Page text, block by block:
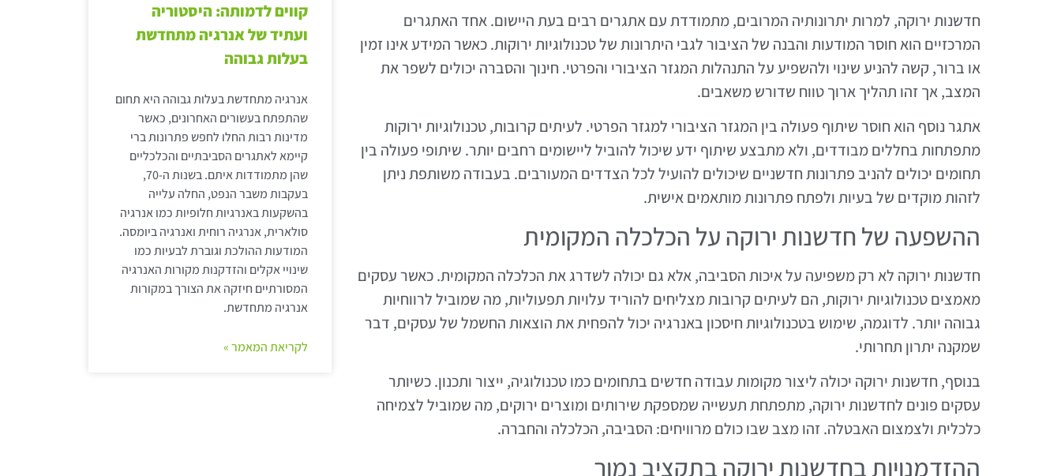
חדשנות ירוקה, למרות יתרונותיה המרובים, מתמודדת עם אתגרים רבים בעת היישום. אחד האתגרים
המרכזיים הוא חוסר המודעות והבנה של הציבור לגבי היתרונות של טכנולוגיות ירוקות. כאשר המידע אינו זמין
או ברור, קשה להניע שינוי ולהשפיע על התנהלות המגזר הציבורי והפרטי. חינוך והסברה יכולים לשפר את
המצב, אך זהו תהליך ארוך טווח שדורש משאבים.
אתגר נוסף הוא חוסר שיתוף פעולה בין המגזר הציבורי למגזר הפרטי. לעיתים קרובות, טכנולוגיות ירוקות
מתפתחות בחללים מבודדים, ולא מתבצע שיתוף ידע שיכול להוביל ליישומים רחבים יותר. שיתופי פעולה בין
תחומים יכולים להניב פתרונות חדשניים שיכולים להועיל לכל הצדדים המעורבים. בעבודה משותפת ניתן
לזהות מוקדים של בעיות ולפתח פתרונות מותאמים אישית.
ההשפעה של חדשנות ירוקה על הכלכלה המקומית
חדשנות ירוקה לא רק משפיעה על איכות הסביבה, אלא גם יכולה לשדרג את הכלכלה המקומית. כאשר עסקים
מאמצים טכנולוגיות ירוקות, הם לעיתים קרובות מצליחים להוריד עלויות תפעוליות, מה שמוביל לרווחיות
גבוהה יותר. לדוגמה, שימוש בטכנולוגיות חיסכון באנרגיה יכול להפחית את הוצאות החשמל של עסקים, דבר
שמקנה יתרון תחרותי.
בנוסף, חדשנות ירוקה יכולה ליצור מקומות עבודה חדשים בתחומים כמו טכנולוגיה, ייצור ותכנון. כשיותר
עסקים פונים לחדשנות ירוקה, מתפתחת תעשייה שמספקת שירותים ומוצרים ירוקים, מה שמוביל לצמיחה
כלכלית ולצמצום האבטלה. זהו מצב שבו כולם מרוויחים: הסביבה, הכלכלה והחברה.
ההזדמנויות בחדשנות ירוקה בתקציב נמוך
קווים לדמותה: היסטוריה
ועתיד של אנרגיה מתחדשת
בעלות גבוהה
אנרגיה מתחדשת בעלות גבוהה היא תחום
שהתפתח בעשורים האחרונים, כאשר
מדינות רבות החלו לחפש פתרונות ברי
קיימא לאתגרים הסביבתיים והכלכליים
שהן מתמודדות איתם. בשנות ה-70,
בעקבות משבר הנפט, החלה עלייה
בהשקעות באנרגיות חלופיות כמו אנרגיה
סולארית, אנרגיה רוחית ואנרגיה ביומסה.
המודעות ההולכת וגוברת לבעיות כמו
שינויי אקלים והזדקנות מקורות האנרגיה
המסורתיים חיזקה את הצורך במקורות
אנרגיה מתחדשת.
לקריאת המאמר »